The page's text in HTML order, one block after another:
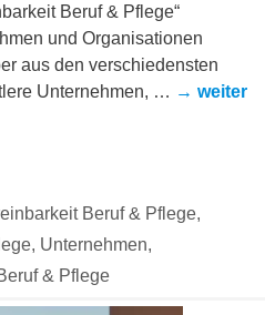
Beruf & Pflege“
und Organisationen
aus den verschiedensten
Unternehmen, … → weiter
Beruf & Pflege,
, Unternehmen,
& Pflege